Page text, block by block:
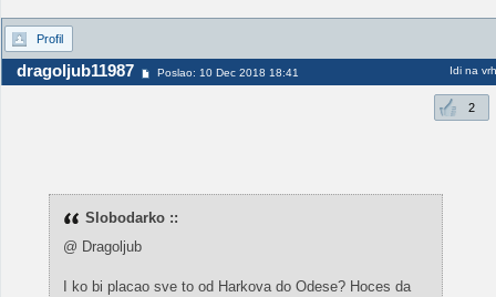
Profil
dragoljub11987 Poslao: 10 Dec 2018 18:41 Idi na vrh
2
Slobodarko ::
@ Dragoljub
I ko bi placao sve to od Harkova do Odese? Hoces da